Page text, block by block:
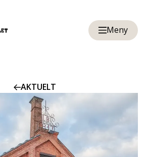
Meny
AKTUELT